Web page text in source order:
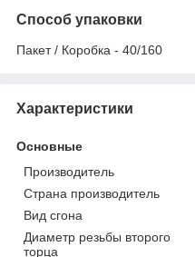
Способ упаковки
Пакет / Коробка - 40/160
Характеристики
Основные
Производитель
Страна производитель
Вид сгона
Диаметр резьбы второго
торца